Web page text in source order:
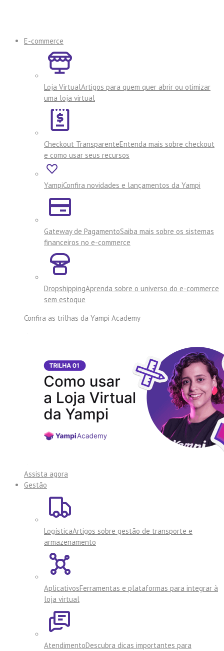
E-commerce
Loja VirtualArtigos para quem quer abrir ou otimizar
uma loja virtual
Checkout TransparenteEntenda mais sobre checkout
e como usar seus recursos
YampiConfira novidades e lançamentos da Yampi
Gateway de PagamentoSaiba mais sobre os sistemas
financeiros no e-commerce
DropshippingAprenda sobre o universo do e-commerce
sem estoque
Confira as trilhas da Yampi Academy
Assista agora
Gestão
LogísticaArtigos sobre gestão de transporte e
armazenamento
AplicativosFerramentas e plataformas para integrar à
loja virtual
AtendimentoDescubra dicas importantes para